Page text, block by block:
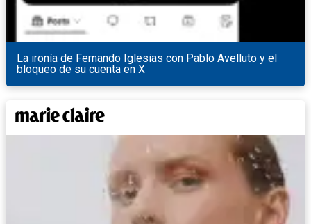
La ironía de Fernando Iglesias con Pablo Avelluto y el
bloqueo de su cuenta en X